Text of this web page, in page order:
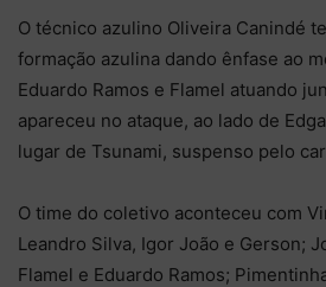
O técnico azulino Oliveira Canindé
formação azulina dando ênfase ao
Eduardo Ramos e Flamel atuando
apareceu no ataque, ao lado de
lugar de Tsunami, suspenso pelo
O time do coletivo aconteceu com
Leandro Silva, Igor João e Gerson;
Flamel e Eduardo Ramos;